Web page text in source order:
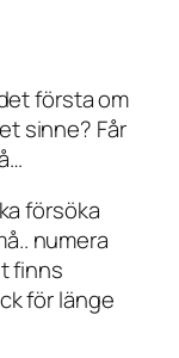
första om
sinne? Får
försöka
numera
finns
för länge